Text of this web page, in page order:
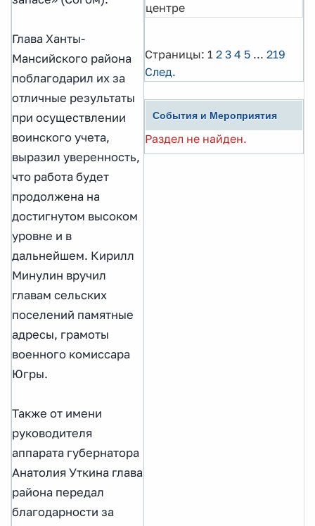
Глава Ханты-
Мансийского района
поблагодарил их за
отличные результаты
при осуществлении
воинского учета,
выразил уверенность,
что работа будет
продолжена на
достигнутом высоком
уровне и в
дальнейшем. Кирилл
Минулин вручил
главам сельских
поселений памятные
адресы, грамоты
военного комиссара
Югры.
Также от имени
руководителя
аппарата губернатора
Анатолия Уткина глава
района передал
благодарности за
центре
Страницы: 1 2 3 4 5 ... 219
След.
События и Мероприятия
Раздел не найден.